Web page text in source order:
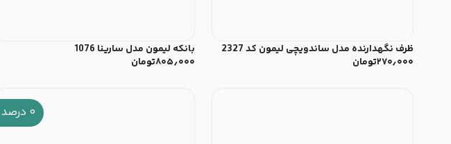
ظرف نگهدارنده مدل ساندویچی لیمون کد 2327
۲۷۰٫۰۰۰تومان
بانکه لیمون مدل سارینا 1076
۸۰۵٫۰۰۰تومان
۰ درصد